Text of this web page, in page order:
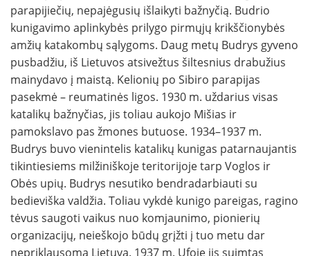
parapijiečių, nepajėgusių išlaikyti bažnyčią. Budrio
kunigavimo aplinkybės prilygo pirmųjų krikščionybės
amžių katakombų sąlygoms. Daug metų Budrys gyveno
pusbadžiu, iš Lietuvos atsivežtus šiltesnius drabužius
mainydavo į maistą. Kelionių po Sibiro parapijas
pasekmė – reumatinės ligos. 1930 m. uždarius visas
katalikų bažnyčias, jis toliau aukojo Mišias ir
pamokslavo pas žmones butuose. 1934–1937 m.
Budrys buvo vienintelis katalikų kunigas patarnaujantis
tikintiesiems milžiniškoje teritorijoje tarp Voglos ir
Obės upių. Budrys nesutiko bendradarbiauti su
bedieviška valdžia. Toliau vykdė kunigo pareigas, ragino
tėvus saugoti vaikus nuo komjaunimo, pionierių
organizacijų, neieškojo būdų grįžti į tuo metu dar
nepriklausomą Lietuvą. 1937 m. Ufoje jis suimtas